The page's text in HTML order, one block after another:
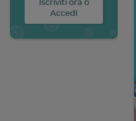
dentro al cibo continua.
“ReNest Yourself” è un
invito a vivere il cibo con